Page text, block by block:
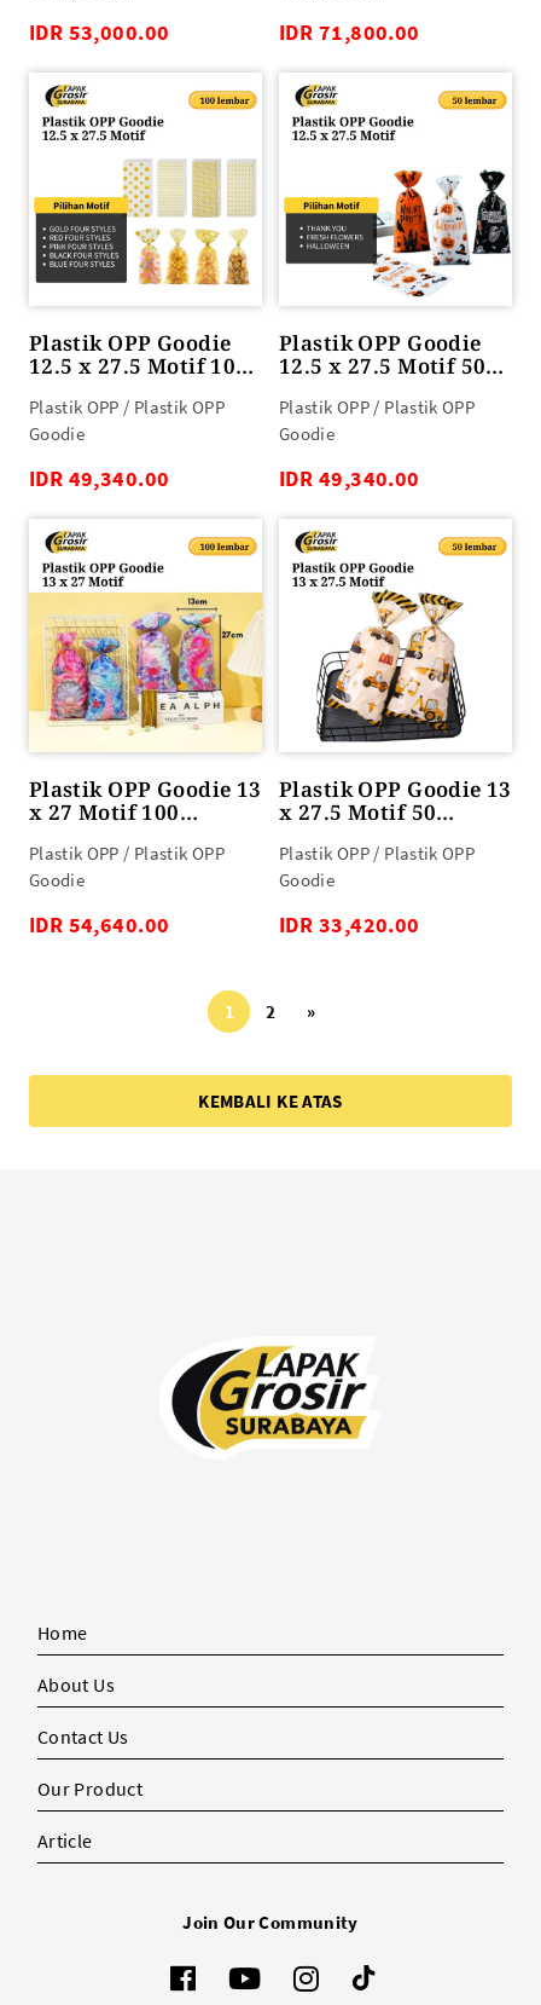
IDR 53,000.00 IDR 71,800.00
Plastik OPP Goodie
12.5 x 27.5 Motif 100
Plastik OPP / Plastik OPP
Goodie
IDR 49,340.00
Plastik OPP Goodie
12.5 x 27.5 Motif 50
Plastik OPP / Plastik OPP
Goodie
IDR 49,340.00
Plastik OPP Goodie 13
x 27 Motif 100
Plastik OPP / Plastik OPP
Goodie
IDR 54,640.00
Plastik OPP Goodie 13
x 27.5 Motif 50
Plastik OPP / Plastik OPP
Goodie
IDR 33,420.00
1 2 »
KEMBALI KE ATAS
Home
About Us
Contact Us
Our Product
Article
Join Our Community